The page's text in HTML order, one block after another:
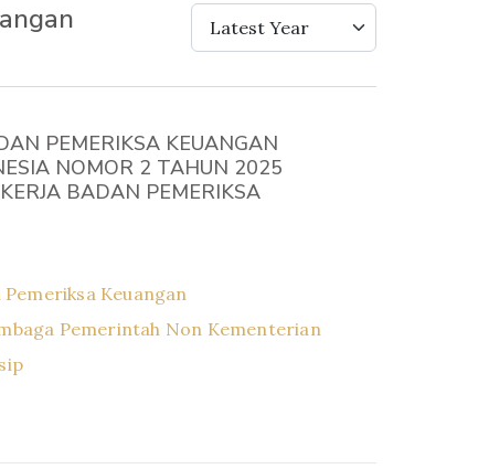
Latest Year
PEMERIKSA KEUANGAN
NOMOR 2 TAHUN 2025
BADAN PEMERIKSA
Pemeriksa Keuangan
Pemerintah Non Kementerian